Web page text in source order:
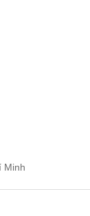
Minh